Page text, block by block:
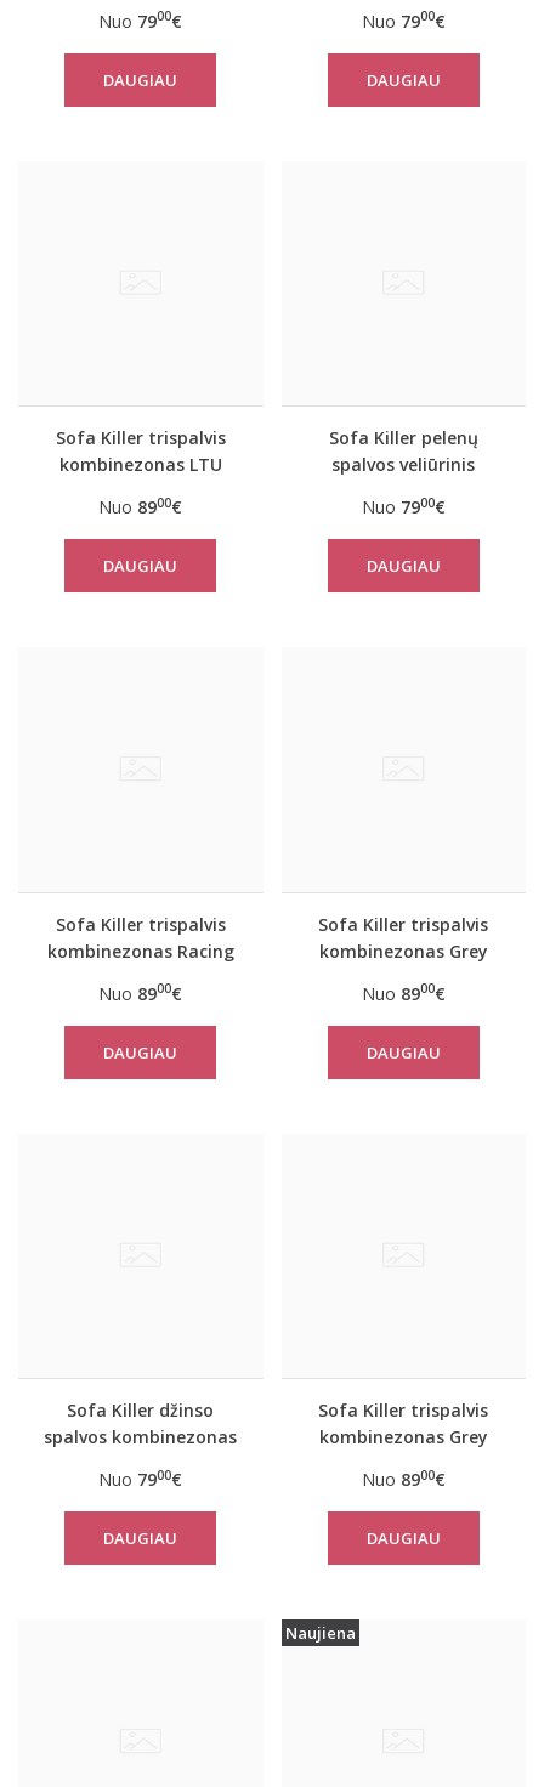
Nuo 7900€
DAUGIAU
Nuo 7900€
DAUGIAU
Sofa Killer trispalvis
kombinezonas LTU
Nuo 8900€
DAUGIAU
Sofa Killer pelenų
spalvos veliūrinis
Nuo 7900€
DAUGIAU
Sofa Killer trispalvis
kombinezonas Racing
Nuo 8900€
DAUGIAU
Sofa Killer trispalvis
kombinezonas Grey
Nuo 8900€
DAUGIAU
Sofa Killer džinso
spalvos kombinezonas
Nuo 7900€
DAUGIAU
Sofa Killer trispalvis
kombinezonas Grey
Nuo 8900€
DAUGIAU
Naujiena